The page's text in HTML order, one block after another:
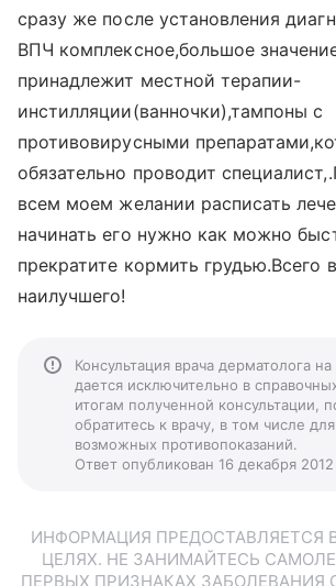
сразу же после установления
ВПЧ комплексное,большое
принадлежит местной терапии-
инстилляции(ванночки),тампоны с
противовирусными
обязательно проводит
всем моем желании расписать
начинать его нужно как можно
прекратите кормить грудью.Всего
наилучшего!
Консультация врача дерматолога
дается исключительно в
итогам полученной консультации,
обратитесь к врачу, в том числе
возможных противопоказаний.
Ответ опубликован 16 декабря 2012
ИНФОРМАЦИЯ ПРЕДОСТАВЛЯЕТСЯ
ЦЕЛЯХ. НЕ ЗАНИМАЙТЕСЬ
ПЕРВЫХ ПРИЗНАКАХ ЗАБОЛЕВАНИЯ